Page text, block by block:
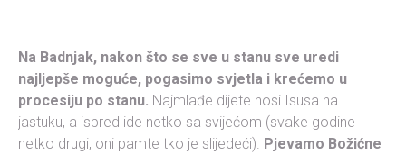
Na Badnjak, nakon što se sve u stanu sve uredi
najljepše moguće, pogasimo svjetla i krećemo u
procesiju po stanu. Najmlađe dijete nosi Isusa na
jastuku, a ispred ide netko sa svijećom (svake godine
netko drugi, oni pamte tko je slijedeći). Pjevamo Božićne